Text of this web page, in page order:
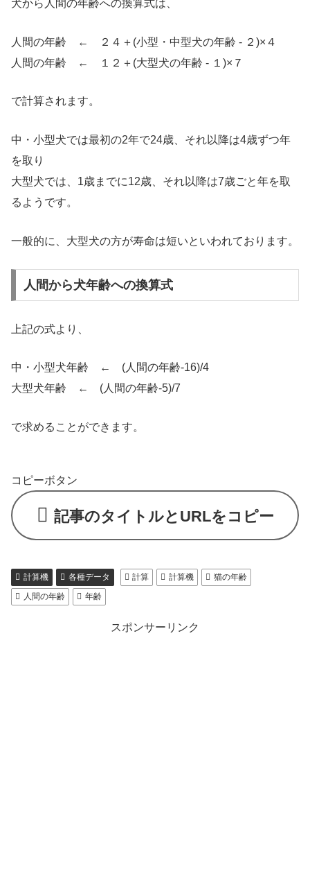
犬から人間の年齢への換算式は、
人間の年齢 ← ２４＋(小型・中型犬の年齢 - ２)×４
人間の年齢 ← １２＋(大型犬の年齢 - １)×７
で計算されます。
中・小型犬では最初の2年で24歳、それ以降は4歳ずつ年
を取り
大型犬では、1歳までに12歳、それ以降は7歳ごと年を取
るようです。
一般的に、大型犬の方が寿命は短いといわれております。
人間から犬年齢への換算式
上記の式より、
中・小型犬年齢 ← (人間の年齢-16)/4
大型犬年齢 ← (人間の年齢-5)/7
で求めることができます。
コピーボタン
記事のタイトルとURLをコピー
計算機 各種データ 計算 計算機
猫の年齢
人間の年齢
年齢
スポンサーリンク